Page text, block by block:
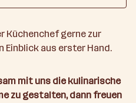
Küchenchef gerne zur
Einblick aus erster Hand.
mit uns die kulinarische
zu gestalten, dann freuen